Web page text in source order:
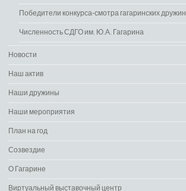
Победители конкурса-смотра гагаринских дружин
Численность СДГО им. Ю.А. Гагарина
Новости
Наш актив
Наши дружины
Наши мероприятия
План на год
Созвездие
О Гагарине
Виртуальный выставочный центр